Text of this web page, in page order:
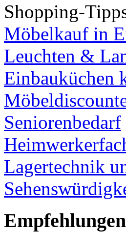
Shopping-
Möbelkauf in
Leuchten &
Einbauküchen
Seniorenbedarf
Lagertechnik
Empfehlungen